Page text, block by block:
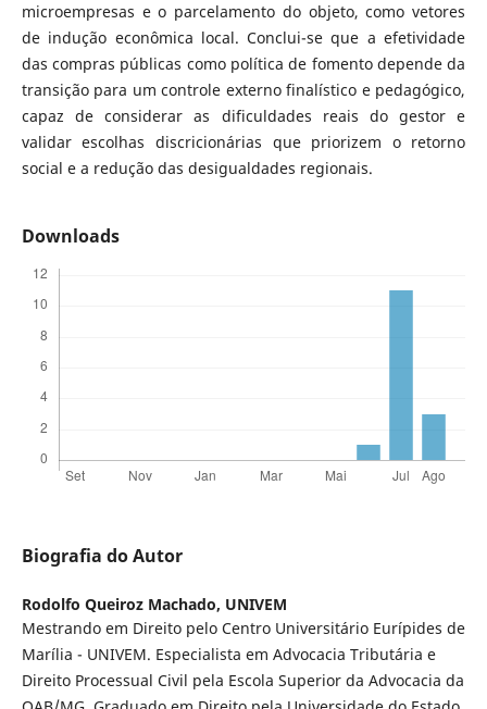
microempresas e o parcelamento do objeto, como vetores
de indução econômica local. Conclui-se que a efetividade
das compras públicas como política de fomento depende da
transição para um controle externo finalístico e pedagógico,
capaz de considerar as dificuldades reais do gestor e
validar escolhas discricionárias que priorizem o retorno
social e a redução das desigualdades regionais.
Downloads
Biografia do Autor
Rodolfo Queiroz Machado, UNIVEM
Mestrando em Direito pelo Centro Universitário Eurípides de
Marília - UNIVEM. Especialista em Advocacia Tributária e
Direito Processual Civil pela Escola Superior da Advocacia da